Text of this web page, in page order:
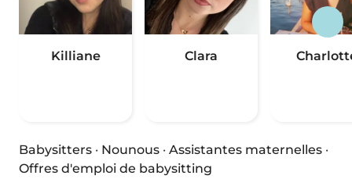
Killiane Clara
Babysitters · Nounous · Assistantes maternelles ·
Offres d'emploi de babysitting